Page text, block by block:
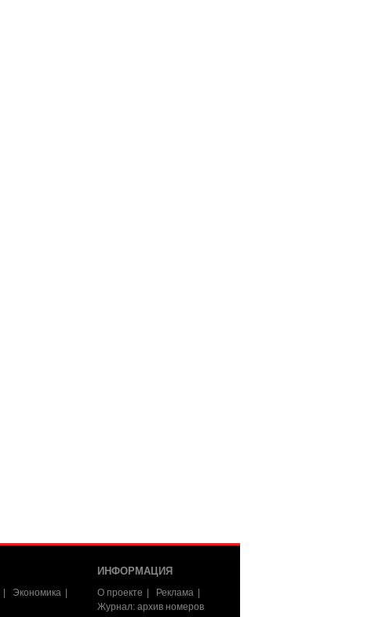
Экономика
ИНФОРМАЦИЯ
О проекте
Реклама
Журнал: архив номеров